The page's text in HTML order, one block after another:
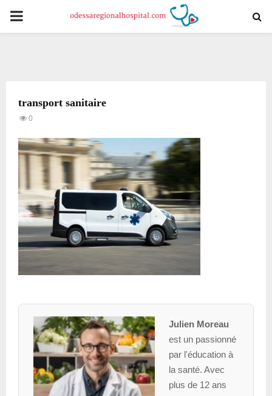
PRIMARY
transport sanitaire
0
Julien Moreau
est un passionné
par l'éducation à
la santé. Avec
plus de 12 ans